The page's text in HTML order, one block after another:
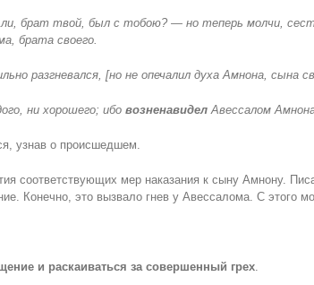
ли, брат твой, был с тобою? — но теперь молчи,
брата своего.
разгневался, [но не опечалил духа Амнона, сына
ни хорошего; ибо возненавиделАвессалом
узнав о происшедшем.
соответствующих мер наказания к сыну Амнону.
Конечно, это вызвало гнев у Авессалома. С этого
и раскаиваться за совершенный грех.